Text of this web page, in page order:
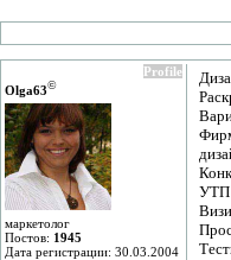
Profile
Olga63©
маркетолог
Постов: 1945
Дата регистрации: 30.03.2004
УТП